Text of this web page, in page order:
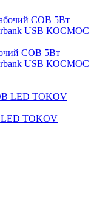
COB 5Вт
USB КОСМОС
LED TOKOV